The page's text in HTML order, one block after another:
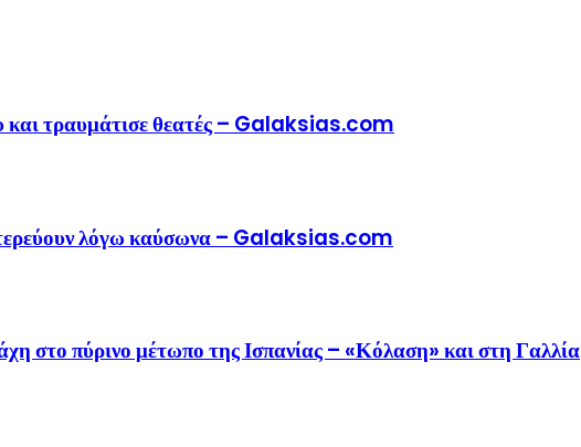
και τραυμάτισε θεατές – Galaksias.com
λόγω καύσωνα – Galaksias.com
στο πύρινο μέτωπο της Ισπανίας – «Κόλαση» και στη Γαλλία